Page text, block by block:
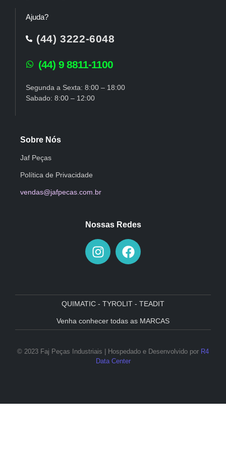
Ajuda?
(44) 3222-6048
(44) 9 8811-1100
Segunda a Sexta: 8:00 – 18:00
Sabado: 8:00 – 12:00
Sobre Nós
Jaf Peças
Política de Privacidade
vendas@jafpecas.com.br
Nossas Redes
QUIMATIC - TYROLIT - TEADIT
Venha conhecer todas as MARCAS
© 2023 Faj Peças Industriais | Hospedado e Desenvolvido por R4
Data Center